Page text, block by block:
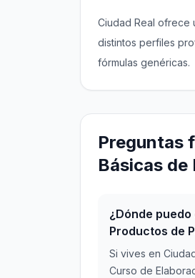
Ciudad Real ofrece
distintos perfiles
fórmulas genéricas.
Preguntas
Básicas de
¿Dónde
Productos de
Si vives en
Curso de